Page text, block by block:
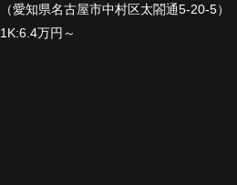
（愛知県名古屋市中村区太閤通5-20-5）
1K:6.4万円～